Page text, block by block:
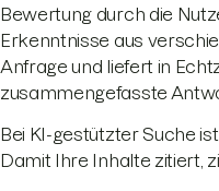
Bewertung durch die
Erkenntnisse aus
Anfrage und liefert in
zusammengefasste
Bei KI-gestützter Suche
Damit Ihre Inhalte zitiert,